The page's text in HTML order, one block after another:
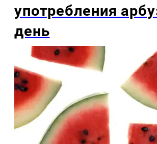
употребления
день